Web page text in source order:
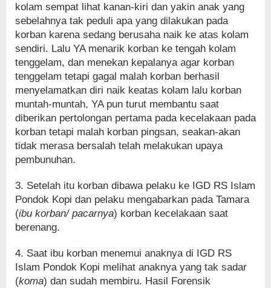
kolam sempat lihat kanan-kiri dan yakin anak yang
sebelahnya tak peduli apa yang dilakukan pada
korban karena sedang berusaha naik ke atas kolam
sendiri. Lalu YA menarik korban ke tengah kolam
tenggelam, dan menekan kepalanya agar korban
tenggelam tetapi gagal malah korban berhasil
menyelamatkan diri naik keatas kolam lalu korban
muntah-muntah, YA pun turut membantu saat
diberikan pertolongan pertama pada kecelakaan pada
korban tetapi malah korban pingsan, seakan-akan
tidak merasa bersalah telah melakukan upaya
pembunuhan.
3. Setelah itu korban dibawa pelaku ke IGD RS Islam
Pondok Kopi dan pelaku mengabarkan pada Tamara
(ibu korban/ pacarnya) korban kecelakaan saat
berenang.
4. Saat ibu korban menemui anaknya di IGD RS
Islam Pondok Kopi melihat anaknya yang tak sadar
(koma) dan sudah membiru. Hasil Forensik